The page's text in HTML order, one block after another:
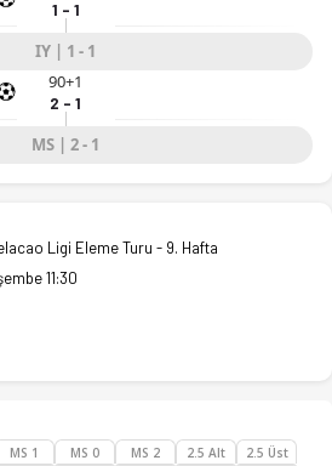
1 - 1
IY | 1 - 1
90+1
2 - 1
MS | 2 - 1
Ligi Eleme Turu - 9. Hafta
11:30
MS 1
MS 0
MS 2
2.5 Alt
2.5 Üst